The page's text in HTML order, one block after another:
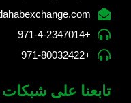
+971-4-2347014
+971-80032422
تابعنا على